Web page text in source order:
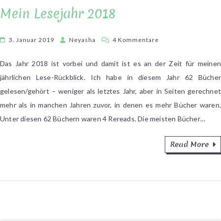
Mein Lesejahr 2018
3. Januar 2019 Neyasha 4 Kommentare
Lesejahr
2018
Das Jahr 2018 ist vorbei und damit ist es an der Zeit für meinen
jährlichen Lese-Rückblick. Ich habe in diesem Jahr 62 Bücher
gelesen/gehört – weniger als letztes Jahr, aber in Seiten gerechnet
mehr als in manchen Jahren zuvor, in denen es mehr Bücher waren.
Unter diesen 62 Büchern waren 4 Rereads. Die meisten Bücher…
Read More